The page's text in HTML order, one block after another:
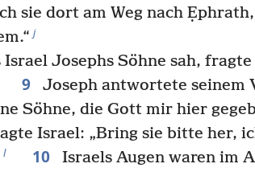
sie dort am Weg nach
j
Israel Josephs Söhne sah, fragte
9
Joseph antwortete seinem
Söhne, die Gott mir hier
Israel: „Bring sie bitte her,
l 10
Israels Augen waren im